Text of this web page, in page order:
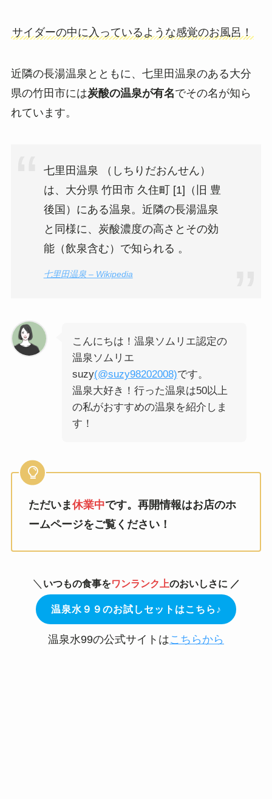
サイダーの中に入っているような感覚のお風呂！
近隣の長湯温泉とともに、七里田温泉のある大分
県の竹田市には炭酸の温泉が有名でその名が知ら
れています。
七里田温泉 （しちりだおんせん）
は、大分県 竹田市 久住町 [1]（旧 豊
後国）にある温泉。近隣の長湯温泉
と同様に、炭酸濃度の高さとその効
能（飲泉含む）で知られる 。
七里田温泉 – Wikipedia
こんにちは！温泉ソムリエ認定の
温泉ソムリエ
suzy(@suzy98202008)です。
温泉大好き！行った温泉は50以上
の私がおすすめの温泉を紹介しま
す！
ただいま休業中です。再開情報はお店のホ
ームページをご覧ください！
＼ いつもの食事をワンランク上のおいしさに ／
温泉水９９のお試しセットはこちら♪
温泉水99の公式サイトはこちらから